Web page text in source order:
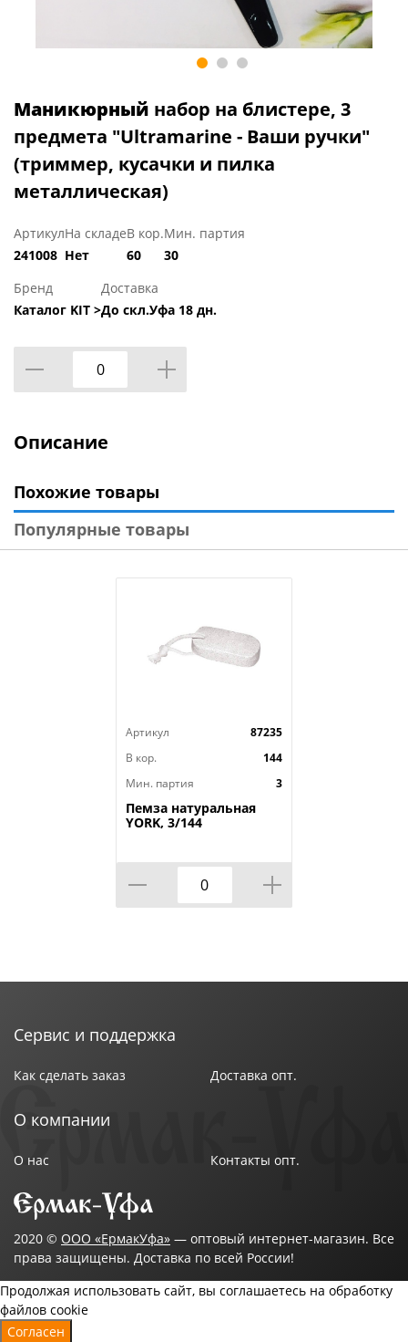
Маникюрный набор на блистере, 3
предмета "Ultramarine - Ваши ручки"
(триммер, кусачки и пилка
металлическая)
Артикул
241008
На складе
Нет
В кор.
60
Мин. партия
30
Бренд
Каталог KIT >
Доставка
До скл.Уфа 18 дн.
Описание
Похожие товары
Популярные товары
Артикул
87235
В кор.
144
Мин. партия
3
Пемза натуральная
YORK, 3/144
Сервис и поддержка
Как сделать заказ Доставка опт.
О компании
О нас Контакты опт.
2020 © ООО «ЕрмакУфа» — оптовый интернет-магазин. Все
права защищены. Доставка по всей России!
Продолжая использовать сайт, вы соглашаетесь на обработку
файлов cookie
Согласен